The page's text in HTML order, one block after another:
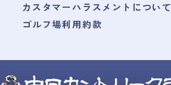
カスタマーハラスメントについて
ゴルフ場利用約款